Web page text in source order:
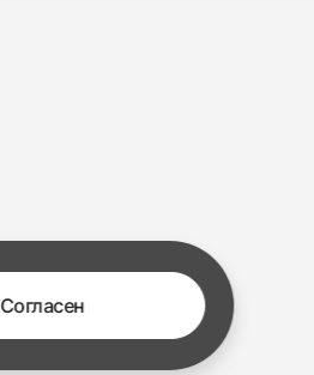
Согласен